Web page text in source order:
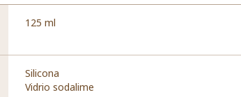
125 ml
Silicona
Vidrio sodalime